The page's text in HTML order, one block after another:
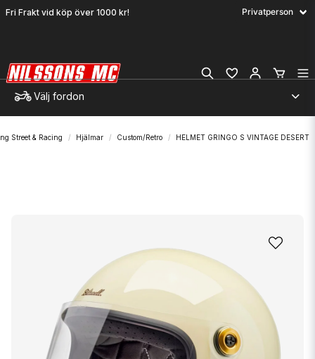
Fri Frakt vid köp över 1000 kr!
Välj fordon
Street & Racing Hjälmar Custom/Retro HELMET GRINGO S VINTAGE DESERT